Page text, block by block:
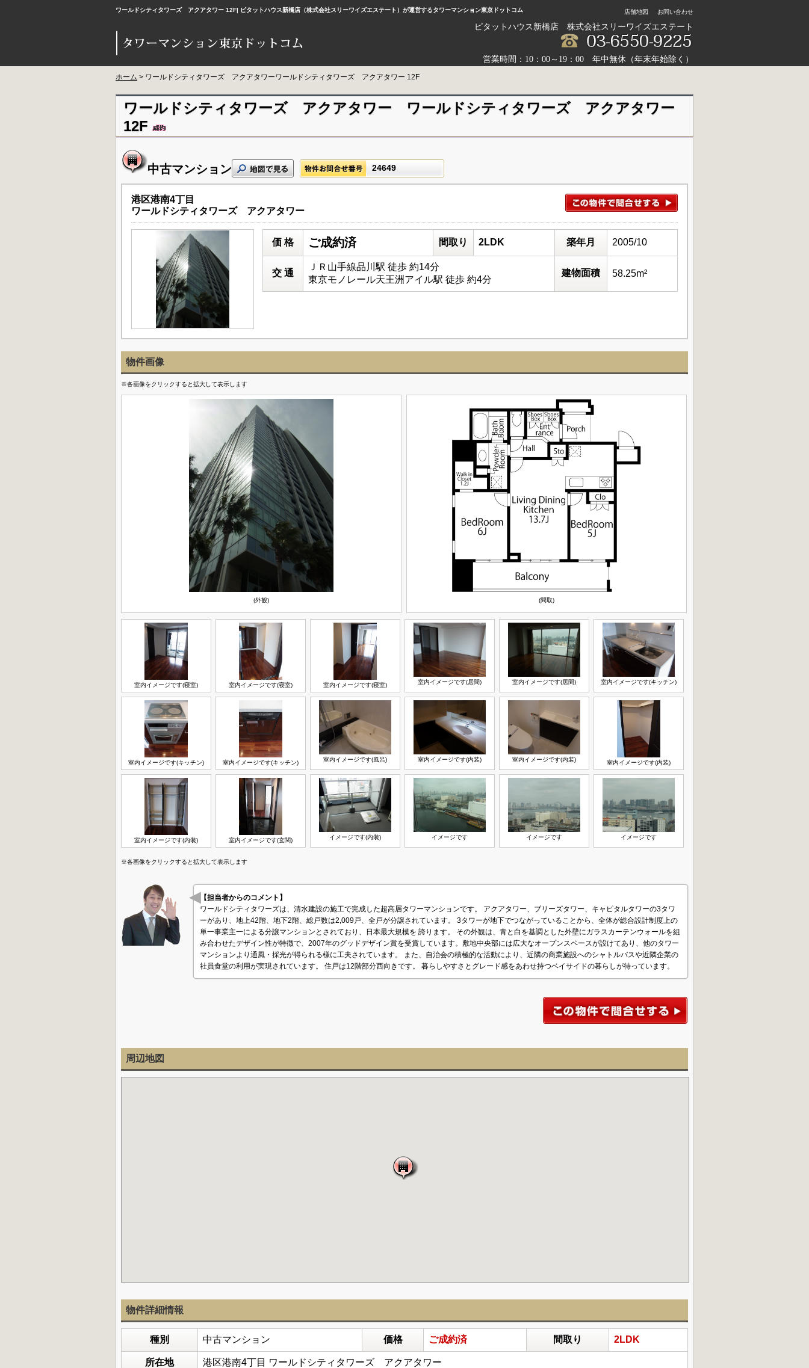
ワールドシティタワーズ アクアタワー 12F| ピタットハウス新橋店（株式会社スリーワイズエステート）が運営するタワーマンション東京ドットコム 店舗地図 お問い合わせ
ピタットハウス新橋店 株式会社スリーワイズエステート
営業時間：10：00～19：00 年中無休（年末年始除く）
ホーム > ワールドシティタワーズ アクアタワーワールドシティタワーズ アクアタワー 12F
ワールドシティタワーズ アクアタワー ワールドシティタワーズ アクアタワー
12F
中古マンション 24649
港区港南4丁目
ワールドシティタワーズ アクアタワー
価 格 ご成約済 間取り 2LDK 築年月 2005/10
交 通
ＪＲ山手線品川駅 徒歩 約14分
東京モノレール天王洲アイル駅 徒歩 約4分
建物面積 58.25m²
物件画像
※各画像をクリックすると拡大して表示します
(外観) (間取)
室内イメージです(寝室) 室内イメージです(寝室) 室内イメージです(寝室) 室内イメージです(居間) 室内イメージです(居間) 室内イメージです(キッチン)
室内イメージです(キッチン) 室内イメージです(キッチン) 室内イメージです(風呂) 室内イメージです(内装) 室内イメージです(内装) 室内イメージです(内装)
室内イメージです(内装) 室内イメージです(玄関) イメージです(内装) イメージです イメージです イメージです
※各画像をクリックすると拡大して表示します
【担当者からのコメント】
ワールドシティタワーズは、清水建設の施工で完成した超高層タワーマンションです。 アクアタワー、ブリーズタワー、キャピタルタワーの3タワ
ーがあり、地上42階、地下2階、総戸数は2,009戸、全戸が分譲されています。 3タワーが地下でつながっていることから、全体が総合設計制度上の
単一事業主一による分譲マンションとされており、日本最大規模を 誇ります。 その外観は、青と白を基調とした外壁にガラスカーテンウォールを組
み合わせたデザイン性が特徴で、2007年のグッドデザイン賞を受賞しています。敷地中央部には広大なオープンスペースが設けてあり、他のタワー
マンションより通風・採光が得られる様に工夫されています。 また、自治会の積極的な活動により、近隣の商業施設へのシャトルバスや近隣企業の
社員食堂の利用が実現されています。 住戸は12階部分西向きです。 暮らしやすさとグレード感をあわせ持つベイサイドの暮らしが待っています。
周辺地図
物件詳細情報
種別 中古マンション 価格 ご成約済 間取り 2LDK
所在地 港区港南4丁目 ワールドシティタワーズ アクアタワー